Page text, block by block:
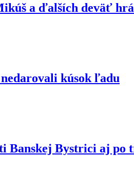
a ďalších deväť
kúsok ľadu
Bystrici aj po